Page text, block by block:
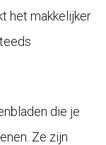
het makkelijker
die je
Ze zijn